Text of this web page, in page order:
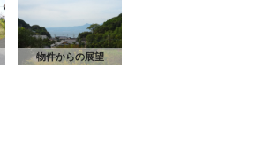
物件からの展望